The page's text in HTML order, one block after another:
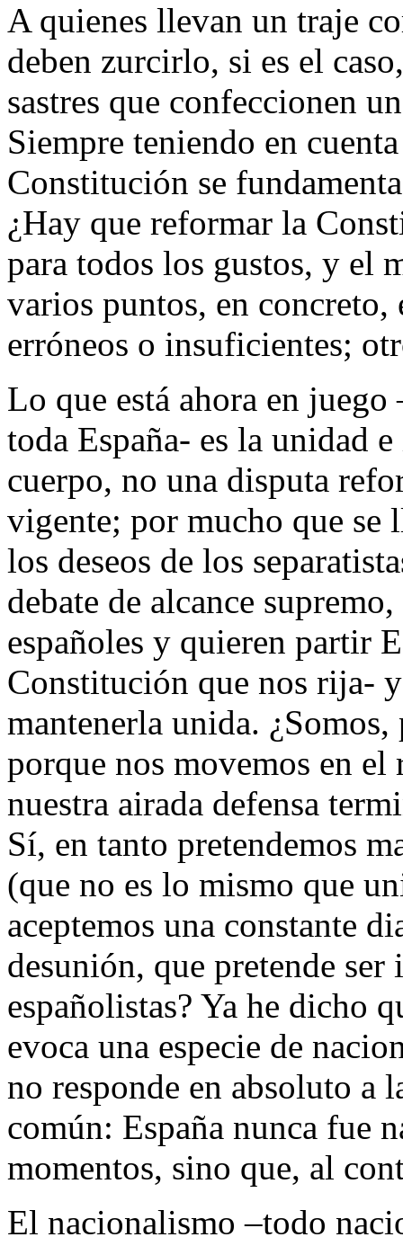
A quienes llevan un traje
deben zurcirlo, si es el
sastres que confeccionen
Siempre teniendo en
Constitución se
¿Hay que reformar la
para todos los gustos, y el
varios puntos, en concreto,
erróneos o insuficientes;
Lo que está ahora en
toda España- es la unidad
cuerpo, no una disputa
vigente; por mucho que se
los deseos de los
debate de alcance
españoles y quieren partir
Constitución que nos rija-
mantenerla unida.
porque nos movemos en el
nuestra airada defensa
Sí, en tanto pretendemos
(que no es lo mismo que
aceptemos una constante
desunión, que pretende
españolistas? Ya he dicho
evoca una especie de
no responde en absoluto a
común: España nunca fue
momentos, sino que, al
El nacionalismo –todo